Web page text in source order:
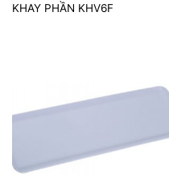
KHAY PHẦN KHV6F